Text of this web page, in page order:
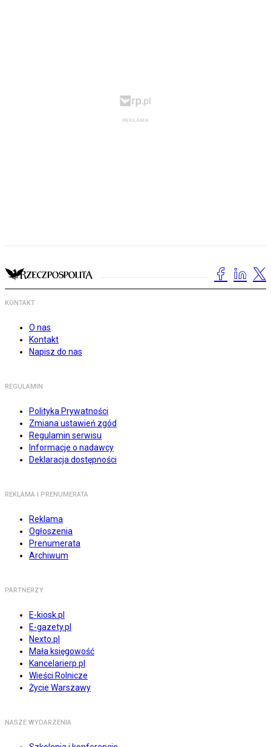
KONTAKT
O nas
Kontakt
Napisz do nas
REGULAMIN
Polityka Prywatności
Zmiana ustawień zgód
Regulamin serwisu
Informacje o nadawcy
Deklaracja dostępności
REKLAMA I PRENUMERATA
Reklama
Ogłoszenia
Prenumerata
Archiwum
PARTNERZY
E-kiosk.pl
E-gazety.pl
Nexto.pl
Mała księgowość
Kancelarierp.pl
Wieści Rolnicze
Życie Warszawy
NASZE WYDARZENIA